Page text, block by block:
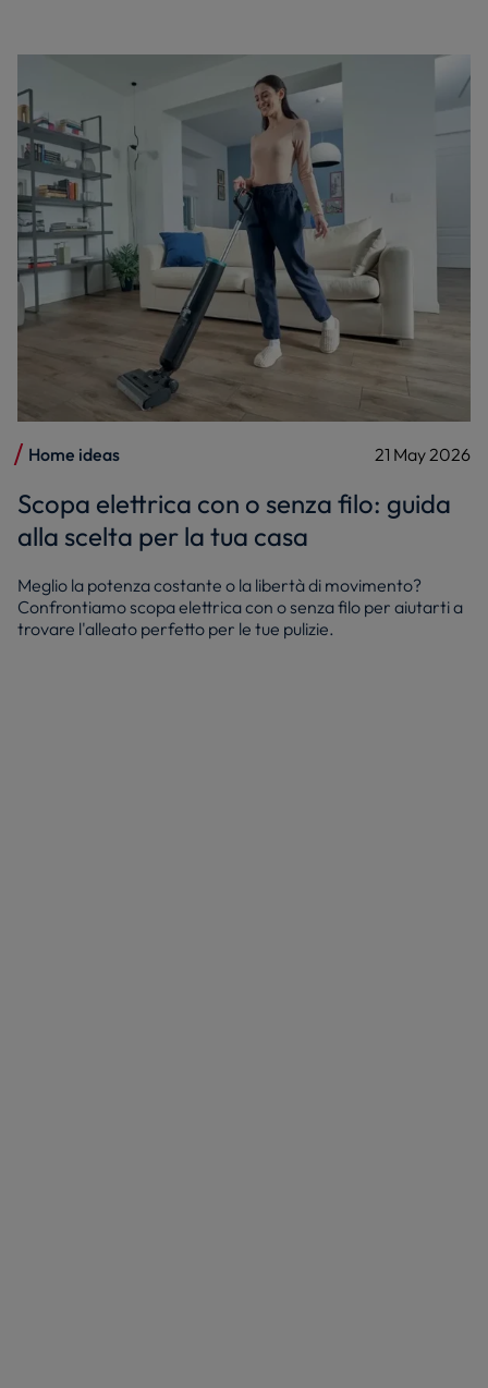
Home ideas 21 May 2026
Scopa elettrica con o senza filo: guida
alla scelta per la tua casa
Meglio la potenza costante o la libertà di movimento?
Confrontiamo scopa elettrica con o senza filo per aiutarti a
trovare l'alleato perfetto per le tue pulizie.